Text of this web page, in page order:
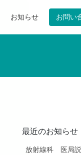
お知らせ お問い
最近のお知らせ
放射線科 医局